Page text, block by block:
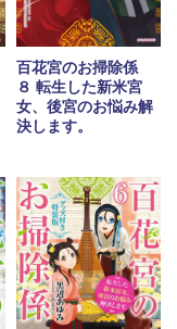
百花宮のお掃除係
８ 転生した新米宮
女、後宮のお悩み解
決します。